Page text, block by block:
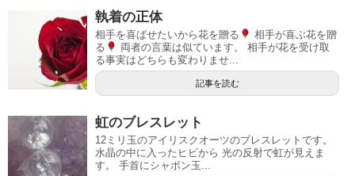
執着の正体
相手を喜ばせたいから花を贈る
相手が喜ぶ花を贈
る
両者の言葉は似ています。 相手が花を受け取
る事実はどちらも変わりませ...
記事を読む
虹のブレスレット
12ミリ玉のアイリスクオーツのブレスレットです。
水晶の中に入ったヒビから 光の反射で虹が見えま
す。 手首にシャボン玉...